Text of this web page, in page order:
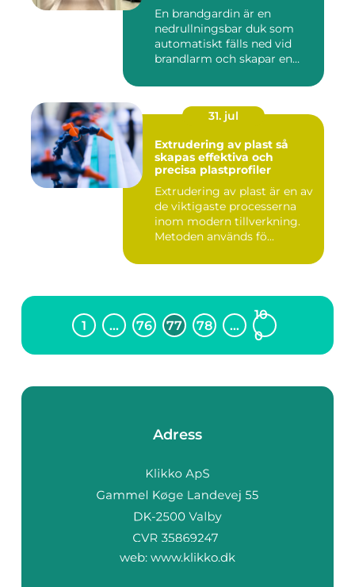
En brandgardin är en
nedrullningsbar duk som
automatiskt fälls ned vid
brandlarm och skapar en
31. jul
Extrudering av plast så
skapas effektiva och
precisa plastprofiler
Extrudering av plast är en av
de viktigaste processerna
inom modern tillverkning.
Metoden används fö...
1 … 76 77 78 …
10
0
Adress
web: www.klikko.dk